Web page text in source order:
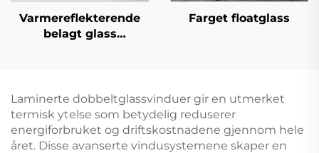
Varmereflekterende
belagt glass
Farget floatglass
Laminerte dobbeltglassvinduer gir en utmerket
termisk ytelse som betydelig reduserer
energiforbruket og driftskostnadene gjennom hele
året. Disse avanserte vindusystemene skaper en